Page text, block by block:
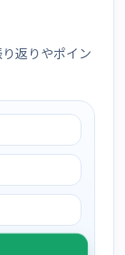
返りやポイン